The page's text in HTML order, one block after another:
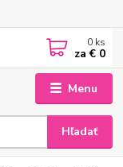
Menu
Hľadať
0 ks
za € 0